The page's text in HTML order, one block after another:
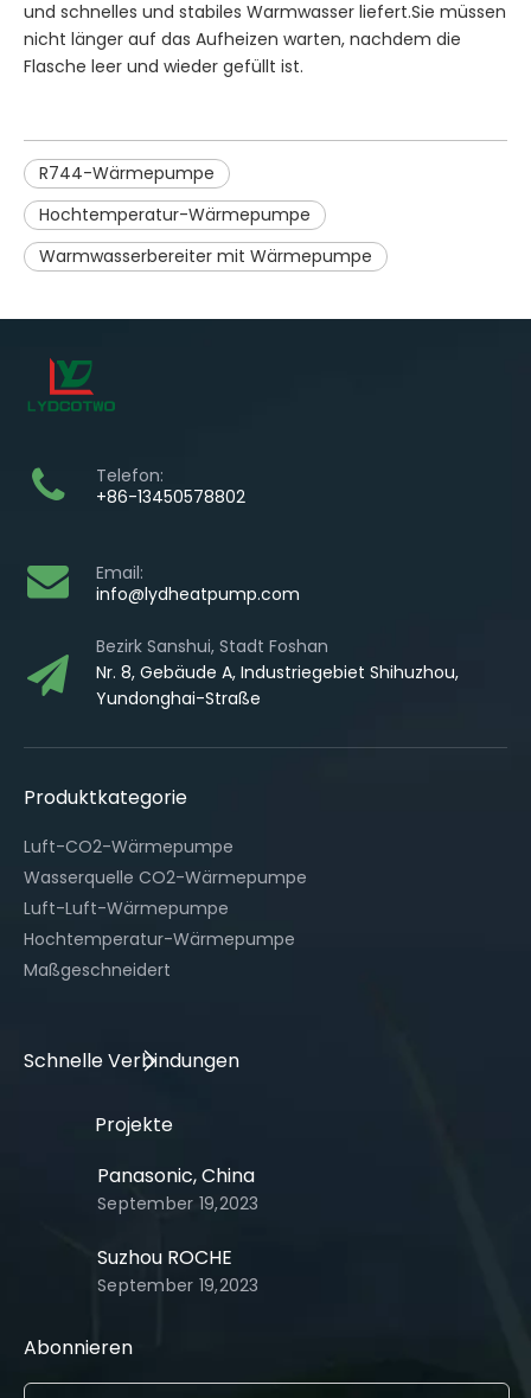
und schnelles und stabiles Warmwasser liefert.Sie müssen
nicht länger auf das Aufheizen warten, nachdem die
Flasche leer und wieder gefüllt ist.
R744-Wärmepumpe
Hochtemperatur-Wärmepumpe
Warmwasserbereiter mit Wärmepumpe
Telefon:
+86-13450578802
Email:
info@lydheatpump.com
Bezirk Sanshui, Stadt Foshan
Nr. 8, Gebäude A, Industriegebiet Shihuzhou,
Yundonghai-Straße
Produktkategorie
Luft-CO2-Wärmepumpe
Wasserquelle CO2-Wärmepumpe
Luft-Luft-Wärmepumpe
Hochtemperatur-Wärmepumpe
Maßgeschneidert
Schnelle Verbindungen​​​​​​​
Projekte
Panasonic, China
September 19,2023
Suzhou ROCHE
September 19,2023
Abonnieren​​​​​​​